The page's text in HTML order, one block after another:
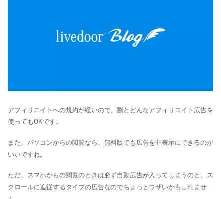
アフィリエイトへの規約が緩いので、割とどんなアフィリエイト広告を
使ってもOKです。
また、パソコンからの閲覧なら、無料版でも広告を非表示にできるのが
いいですね。
ただ、スマホからの閲覧のときは必ず自動広告が入ってしまうのと、ス
クロールに追従するタイプの広告なのでちょっとウザいかもしれませ